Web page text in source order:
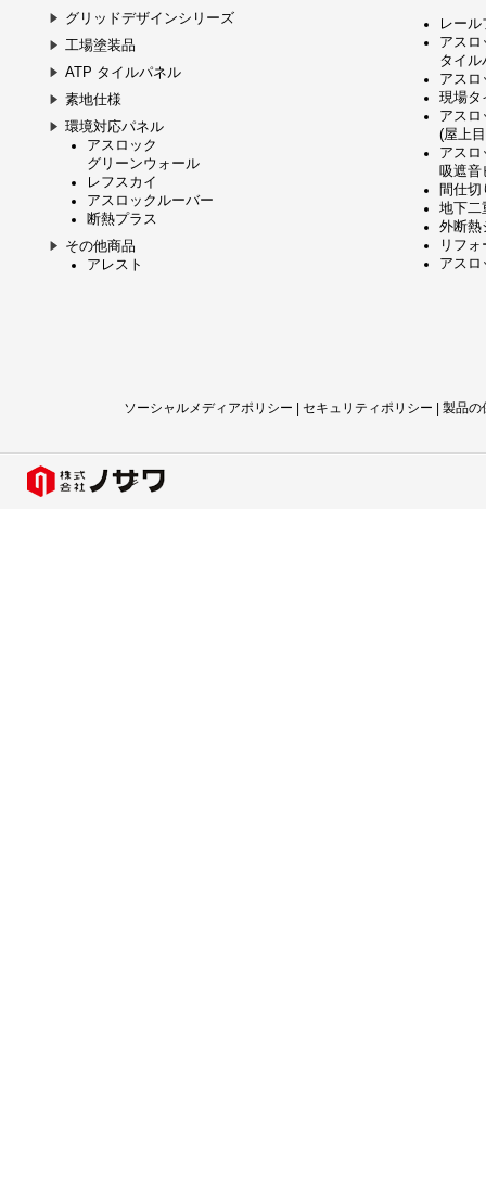
グリッドデザインシリーズ
工場塗装品
ATP タイルパネル
素地仕様
環境対応パネル
アスロック
グリーンウォール
レフスカイ
アスロックルーバー
断熱プラス
その他商品
アレスト
レー
アスロ
タイル
アスロ
現場タ
アスロ
(屋上
アスロ
吸遮音
間仕切
地下二
外断熱
リフ
アスロ
製品の
|
セキュリティポリシー
|
ソーシャルメディアポリシー